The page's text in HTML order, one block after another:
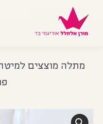
מתלה מוצצים